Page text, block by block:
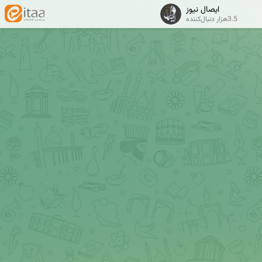
ایصال نیوز
3.5هزار دنبال‌کننده